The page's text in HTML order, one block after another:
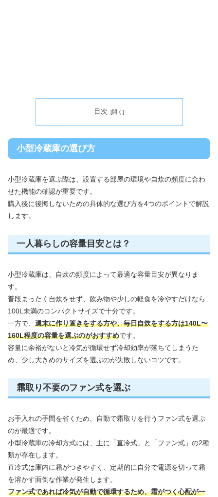
目次
小型冷蔵庫の選び方
小型冷蔵庫を選ぶ際は、設置する部屋の環境や自炊の頻度に合わ
せた機能の確認が重要です。
購入後に後悔しないための具体的な選び方を4つのポイントで解説
します。
一人暮らしの容量目安とは？
小型冷蔵庫は、自炊の頻度によって最適な容量目安が異なりま
す。
普段まったく自炊をせず、飲み物や少しの軽食を冷やすだけなら
100L未満のコンパクトサイズで十分です。
一方で、 週末に作り置きをする方や、毎日自炊をする方は140L〜
160L程度の容量を選ぶのがおすすめです。
容量に余裕がないと冷気が循環せず冷却効率が落ちてしまうた
め、少し大きめのサイズを選ぶのが失敗しないコツです。
霜取り不要のファン式を選ぶ
お手入れの手間を省くため、自動で霜取りを行うファン式を選ぶ
のが最適です。
小型冷蔵庫の冷却方式には、主に「直冷式」と「ファン式」の2種
類が存在します。
直冷式は庫内に霜がつきやすく、定期的に自分で電源を切って霜
を溶かす面倒な作業が発生します。
ファン式であれば冷気が自動で循環するため、霜がつく心配が一